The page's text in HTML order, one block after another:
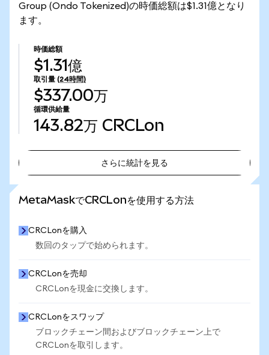
Group (Ondo Tokenized)の時価総額は$1.31億となり
ます。
時価総額
$1.31億
取引量 (24時間)
$337.00万
循環供給量
143.82万 CRCLon
さらに統計を見る
MetaMaskでCRCLonを使用する方法
CRCLonを購入
数回のタップで始められます。
CRCLonを売却
CRCLonを現金に交換します。
CRCLonをスワップ
ブロックチェーン間およびブロックチェーン上で
CRCLonを取引します。